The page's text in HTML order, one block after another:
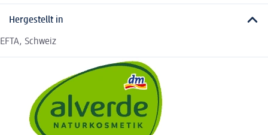
Hergestellt in
EFTA, Schweiz